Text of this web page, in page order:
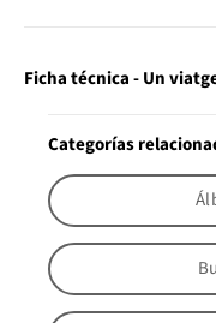
Ficha técnica - Un
Categorías